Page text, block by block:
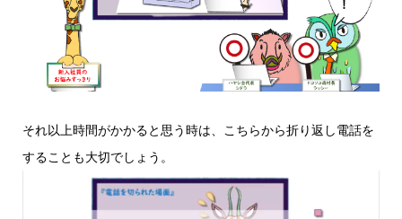
それ以上時間がかかると思う時は、こちらから折り返し電話を
することも大切でしょう。